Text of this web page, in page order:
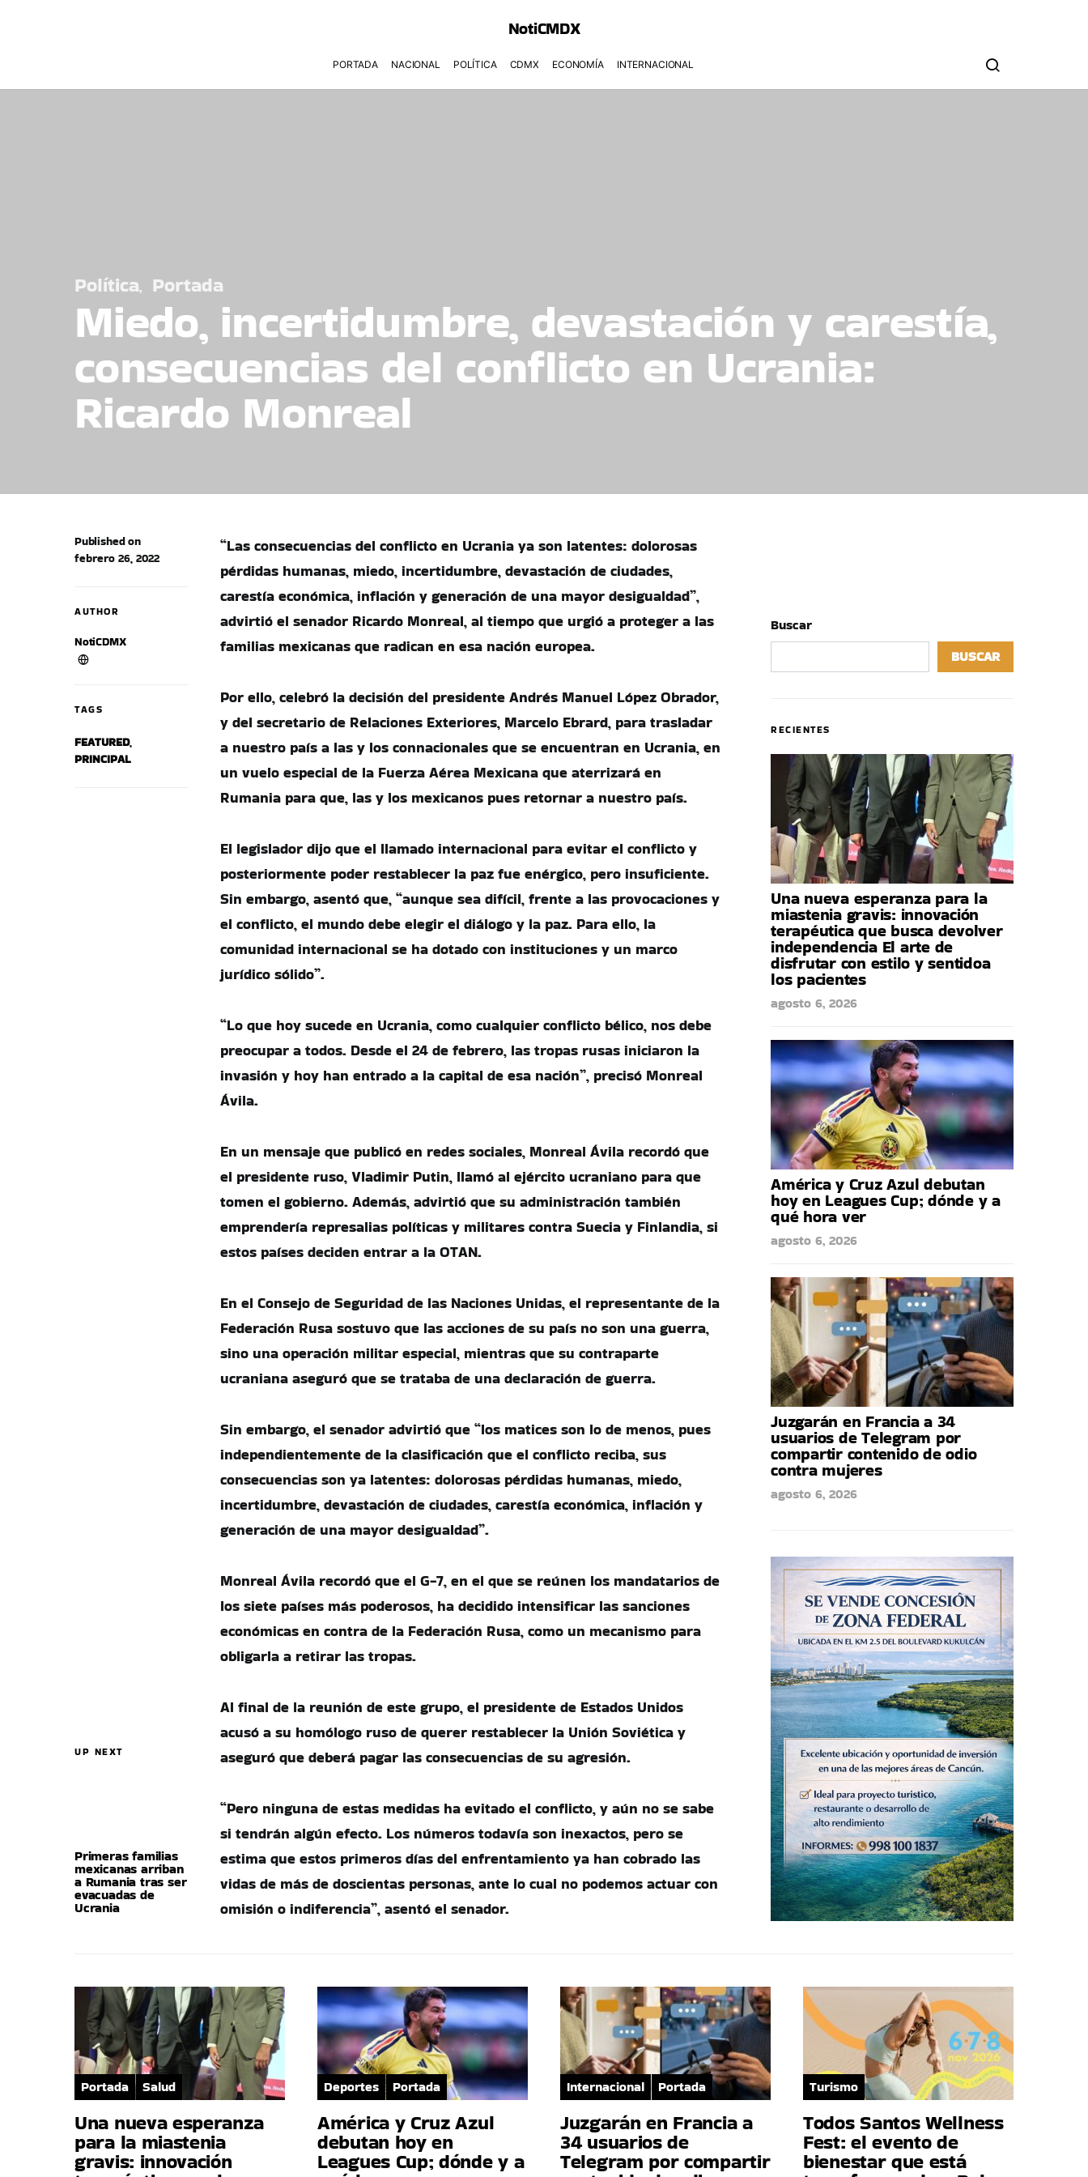
NotiCMDX
PORTADA NACIONAL POLÍTICA CDMX ECONOMÍA INTERNACIONAL
Política Portada
Miedo, incertidumbre, devastación y carestía,
consecuencias del conflicto en Ucrania:
Ricardo Monreal
UP NEXT
Primeras familias
mexicanas arriban
a Rumania tras ser
evacuadas de
Ucrania
Published on
febrero 26, 2022
AUTHOR
NotiCDMX
TAGS
FEATURED,
PRINCIPAL
“Las consecuencias del conflicto en Ucrania ya son latentes: dolorosas
pérdidas humanas, miedo, incertidumbre, devastación de ciudades,
carestía económica, inflación y generación de una mayor desigualdad”,
advirtió el senador Ricardo Monreal, al tiempo que urgió a proteger a las
familias mexicanas que radican en esa nación europea.
Por ello, celebró la decisión del presidente Andrés Manuel López Obrador,
y del secretario de Relaciones Exteriores, Marcelo Ebrard, para trasladar
a nuestro país a las y los connacionales que se encuentran en Ucrania, en
un vuelo especial de la Fuerza Aérea Mexicana que aterrizará en
Rumania para que, las y los mexicanos pues retornar a nuestro país.
El legislador dijo que el llamado internacional para evitar el conflicto y
posteriormente poder restablecer la paz fue enérgico, pero insuficiente.
Sin embargo, asentó que, “aunque sea difícil, frente a las provocaciones y
el conflicto, el mundo debe elegir el diálogo y la paz. Para ello, la
comunidad internacional se ha dotado con instituciones y un marco
jurídico sólido”.
“Lo que hoy sucede en Ucrania, como cualquier conflicto bélico, nos debe
preocupar a todos. Desde el 24 de febrero, las tropas rusas iniciaron la
invasión y hoy han entrado a la capital de esa nación”, precisó Monreal
Ávila.
En un mensaje que publicó en redes sociales, Monreal Ávila recordó que
el presidente ruso, Vladimir Putin, llamó al ejército ucraniano para que
tomen el gobierno. Además, advirtió que su administración también
emprendería represalias políticas y militares contra Suecia y Finlandia, si
estos países deciden entrar a la OTAN.
En el Consejo de Seguridad de las Naciones Unidas, el representante de la
Federación Rusa sostuvo que las acciones de su país no son una guerra,
sino una operación militar especial, mientras que su contraparte
ucraniana aseguró que se trataba de una declaración de guerra.
Sin embargo, el senador advirtió que “los matices son lo de menos, pues
independientemente de la clasificación que el conflicto reciba, sus
consecuencias son ya latentes: dolorosas pérdidas humanas, miedo,
incertidumbre, devastación de ciudades, carestía económica, inflación y
generación de una mayor desigualdad”.
Monreal Ávila recordó que el G-7, en el que se reúnen los mandatarios de
los siete países más poderosos, ha decidido intensificar las sanciones
económicas en contra de la Federación Rusa, como un mecanismo para
obligarla a retirar las tropas.
Al final de la reunión de este grupo, el presidente de Estados Unidos
acusó a su homólogo ruso de querer restablecer la Unión Soviética y
aseguró que deberá pagar las consecuencias de su agresión.
“Pero ninguna de estas medidas ha evitado el conflicto, y aún no se sabe
si tendrán algún efecto. Los números todavía son inexactos, pero se
estima que estos primeros días del enfrentamiento ya han cobrado las
vidas de más de doscientas personas, ante lo cual no podemos actuar con
omisión o indiferencia”, asentó el senador.
Buscar
BUSCAR
RECIENTES
Una nueva esperanza para la
miastenia gravis: innovación
terapéutica que busca devolver
independencia El arte de
disfrutar con estilo y sentidoa
los pacientes
agosto 6, 2026
América y Cruz Azul debutan
hoy en Leagues Cup; dónde y a
qué hora ver
agosto 6, 2026
Juzgarán en Francia a 34
usuarios de Telegram por
compartir contenido de odio
contra mujeres
agosto 6, 2026
Portada Salud
Una nueva esperanza
para la miastenia
gravis: innovación
Deportes Portada
América y Cruz Azul
debutan hoy en
Leagues Cup; dónde y a
Internacional Portada
Juzgarán en Francia a
34 usuarios de
Telegram por compartir
Turismo
Todos Santos Wellness
Fest: el evento de
bienestar que está